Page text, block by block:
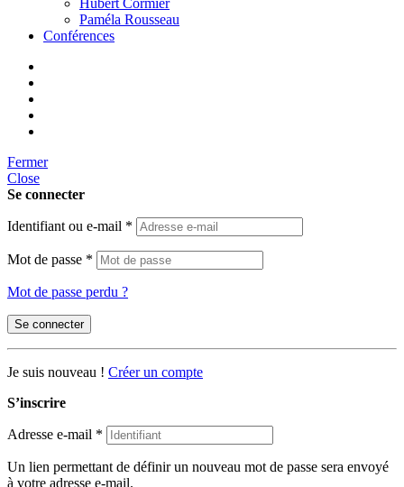
Hubert Cormier
Paméla Rousseau
Conférences
Fermer
Close
Se connecter
Identifiant ou e-mail *
Mot de passe *
Mot de passe perdu ?
Se connecter
Je suis nouveau ! Créer un compte
S’inscrire
Adresse e-mail *
Un lien permettant de définir un nouveau mot de passe sera envoyé
à votre adresse e-mail.